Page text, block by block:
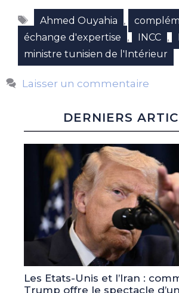
Étiquettes
Ahmed Ouyahia ,
échange d'expertise , INCC ,
ministre tunisien de l'Intérieur
Laisser un commentaire
DERNIERS
Les Etats-Unis et l’Iran :
Trump offre le spectacle